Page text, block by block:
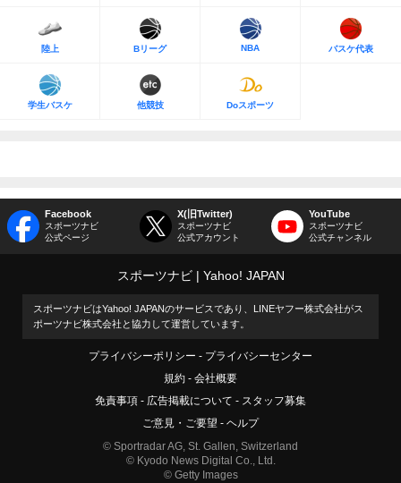
陸上 Bリーグ NBA バスケ代表
学生バスケ 他競技 Doスポーツ
Facebook
スポーツナビ
公式ページ
X(旧Twitter)
スポーツナビ
公式アカウント
YouTube
スポーツナビ
公式チャンネル
スポーツナビ Yahoo! JAPAN
スポーツナビはYahoo! JAPANのサービスであり、LINEヤフー株式会社がス
ポーツナビ株式会社と協力して運営しています。
プライバシーポリシー
プライバシーセンター
規約
会社概要
免責事項
広告掲載について
スタッフ募集
ご意見・ご要望
ヘルプ
© Sportradar AG, St. Gallen, Switzerland
© Kyodo News Digital Co., Ltd.
© Getty Images